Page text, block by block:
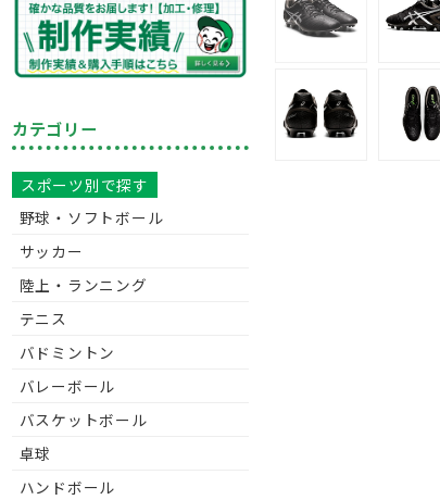
カテゴリー
スポーツ別で探す
野球・ソフトボール
サッカー
陸上・ランニング
テニス
バドミントン
バレーボール
バスケットボール
卓球
ハンドボール